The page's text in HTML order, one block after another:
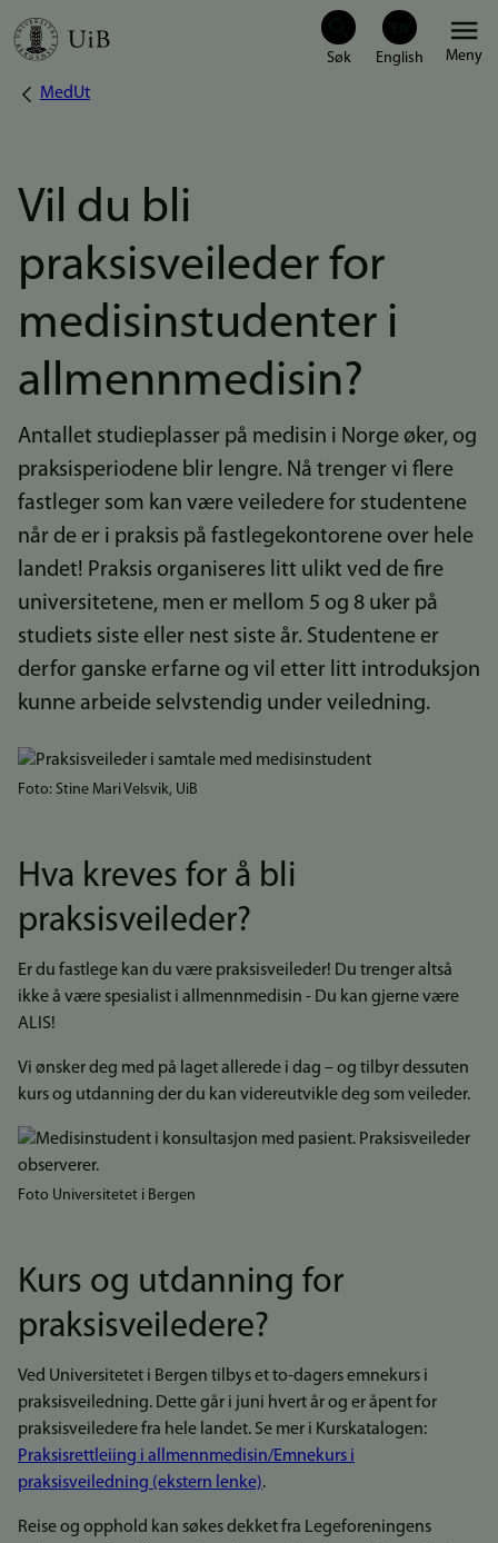
Hopp
Meny
Navigasjonssti
MedUt
Vil du bli
praksisveileder for
medisinstudenter i
allmennmedisin?
Antallet studieplasser på medisin i Norge øker, og
praksisperiodene blir lengre. Nå trenger vi flere
fastleger som kan være veiledere for studentene
når de er i praksis på fastlegekontorene over hele
landet! Praksis organiseres litt ulikt ved de fire
universitetene, men er mellom 5 og 8 uker på
studiets siste eller nest siste år. Studentene er
derfor ganske erfarne og vil etter litt introduksjon
kunne arbeide selvstendig under veiledning.
Bilde
Foto: Stine Mari Velsvik, UiB
Hva kreves for å bli
praksisveileder?
Er du fastlege kan du være praksisveileder! Du trenger altså
ikke å være spesialist i allmennmedisin - Du kan gjerne være
ALIS!
Vi ønsker deg med på laget allerede i dag – og tilbyr dessuten
kurs og utdanning der du kan videreutvikle deg som veileder.
Foto Universitetet i Bergen
Kurs og utdanning for
praksisveiledere?
Ved Universitetet i Bergen tilbys et to-dagers emnekurs i
praksisveiledning. Dette går i juni hvert år og er åpent for
praksisveiledere fra hele landet. Se mer i Kurskatalogen:
Praksisrettleiing i allmennmedisin/Emnekurs i
praksisveiledning (ekstern lenke).
Reise og opphold kan søkes dekket fra Legeforeningens